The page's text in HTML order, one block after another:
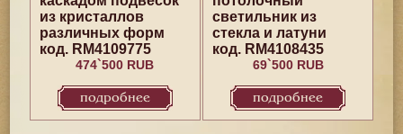
из кристаллов
различных форм
код. RM4109775
474`500 RUB
подробнее
светильник из
стекла и латуни
код. RM4108435
69`500 RUB
подробнее